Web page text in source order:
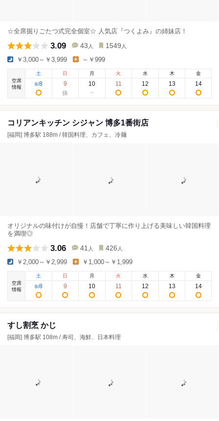
☆全席掘りごたつ式完全個室☆ 人気店『つくよみ』の姉妹店！
3.09 43 人 1549 人
￥3,000～￥3,999 ～￥999
空席
情報
土
8/8
日
9
月
10
火
11
水
12
木
13
金
14
コリアンキッチン シジャン 博多1番街店
[福岡] 博多駅 188m / 韓国料理、カフェ、冷麺
オリジナルの味付けが自慢！店舗で丁寧に作り上げる美味しい韓国料理
を満喫◎
3.06 41 人 426 人
￥2,000～￥2,999 ￥1,000～￥1,999
空席
情報
土
8/8
日
9
月
10
火
11
水
12
木
13
金
14
すし割烹 かじ
[福岡] 博多駅 108m / 寿司、海鮮、日本料理